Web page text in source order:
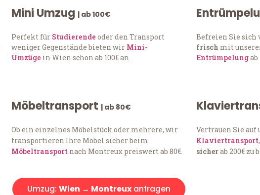
Mini Umzug | ab 100€
Perfekt für Studierende oder den Transport
weniger Gegenstände bieten wir Mini-
Umzüge in Wien schon ab 100€ an.
Befreien Sie sich
frisch mit
Entrümpelungab
Möbeltransport | ab 80€
Ob ein einzelnes Möbelstück oder mehrere, wir
transportieren Ihre Möbel sicher beim
Möbeltransport nach Montreux preiswert ab 80€.
Vertrauen Sie auf
Klaviertransport
sicherab 200€ zu
Umzug: Wien → Montreux anfragen